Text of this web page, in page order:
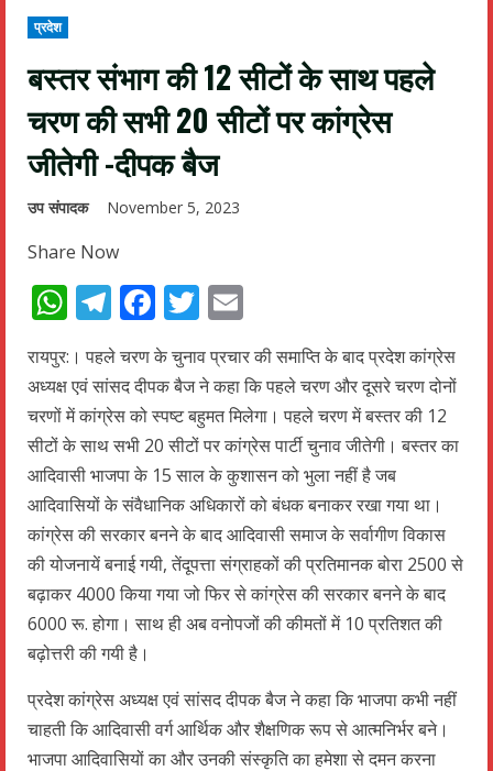
प्रदेश
बस्तर संभाग की 12 सीटों के साथ पहले
चरण की सभी 20 सीटों पर कांग्रेस
जीतेगी -दीपक बैज
उप संपादक November 5, 2023
Share Now
WhatsApp
Telegram
Facebook
Twitter
रायपुर:। पहले चरण के चुनाव प्रचार की समाप्ति के बाद प्रदेश कांग्रेस
अध्यक्ष एवं सांसद दीपक बैज ने कहा कि पहले चरण और दूसरे चरण दोनों
चरणों में कांग्रेस को स्पष्ट बहुमत मिलेगा। पहले चरण में बस्तर की 12
सीटों के साथ सभी 20 सीटों पर कांग्रेस पार्टी चुनाव जीतेगी। बस्तर का
आदिवासी भाजपा के 15 साल के कुशासन को भुला नहीं है जब
आदिवासियों के संवैधानिक अधिकारों को बंधक बनाकर रखा गया था।
कांग्रेस की सरकार बनने के बाद आदिवासी समाज के सर्वागीण विकास
की योजनायें बनाई गयी, तेंदूपत्ता संग्राहकों की प्रतिमानक बोरा 2500 से
बढ़ाकर 4000 किया गया जो फिर से कांग्रेस की सरकार बनने के बाद
6000 रू. होगा। साथ ही अब वनोपजों की कीमतों में 10 प्रतिशत की
बढ़ोत्तरी की गयी है।
प्रदेश कांग्रेस अध्यक्ष एवं सांसद दीपक बैज ने कहा कि भाजपा कभी नहीं
चाहती कि आदिवासी वर्ग आर्थिक और शैक्षणिक रूप से आत्मनिर्भर बने।
भाजपा आदिवासियों का और उनकी संस्कृति का हमेशा से दमन करना